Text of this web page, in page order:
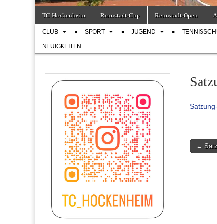
Main
menu
content
TC Hockenheim Rennstadt-Cup Rennstadt-Open
SubCLUB SPORT JUGEND
NEUIGKEITEN
Post
←